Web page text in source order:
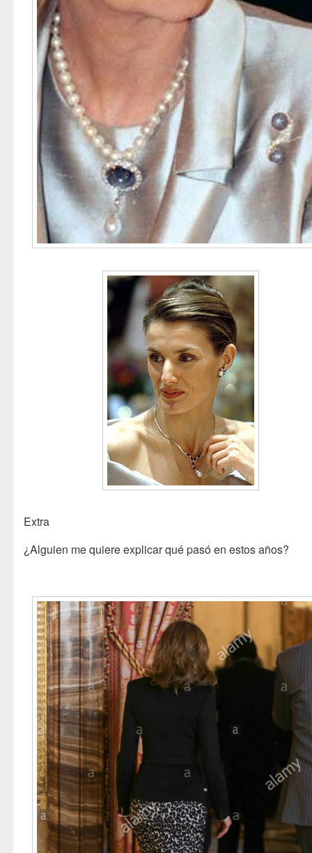
Extra
¿Alguien me quiere explicar qué pasó en estos años?